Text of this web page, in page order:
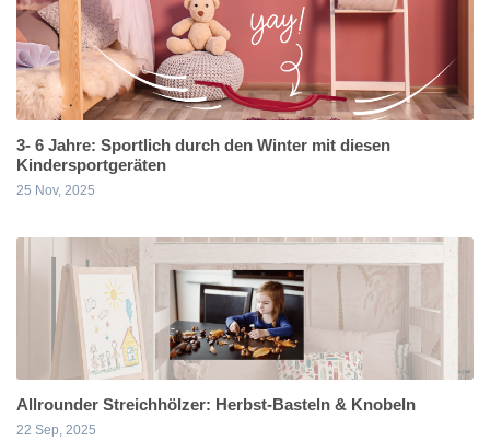
3- 6 Jahre: Sportlich durch den Winter mit diesen
Kindersportgeräten
25 Nov, 2025
Allrounder Streichhölzer: Herbst-Basteln & Knobeln
22 Sep, 2025